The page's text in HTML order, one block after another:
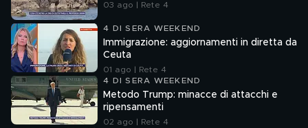
03 ago | Rete 4
4 DI SERA WEEKEND
Immigrazione: aggiornamenti in diretta da
Ceuta
01 ago | Rete 4
4 DI SERA WEEKEND
Metodo Trump: minacce di attacchi e
ripensamenti
02 ago | Rete 4